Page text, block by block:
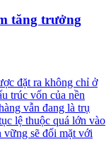
tăng trưởng
đặt ra không chỉ ở
trúc vốn của nền
vẫn đang là trụ
lệ thuộc quá lớn vào
vững sẽ đối mặt với